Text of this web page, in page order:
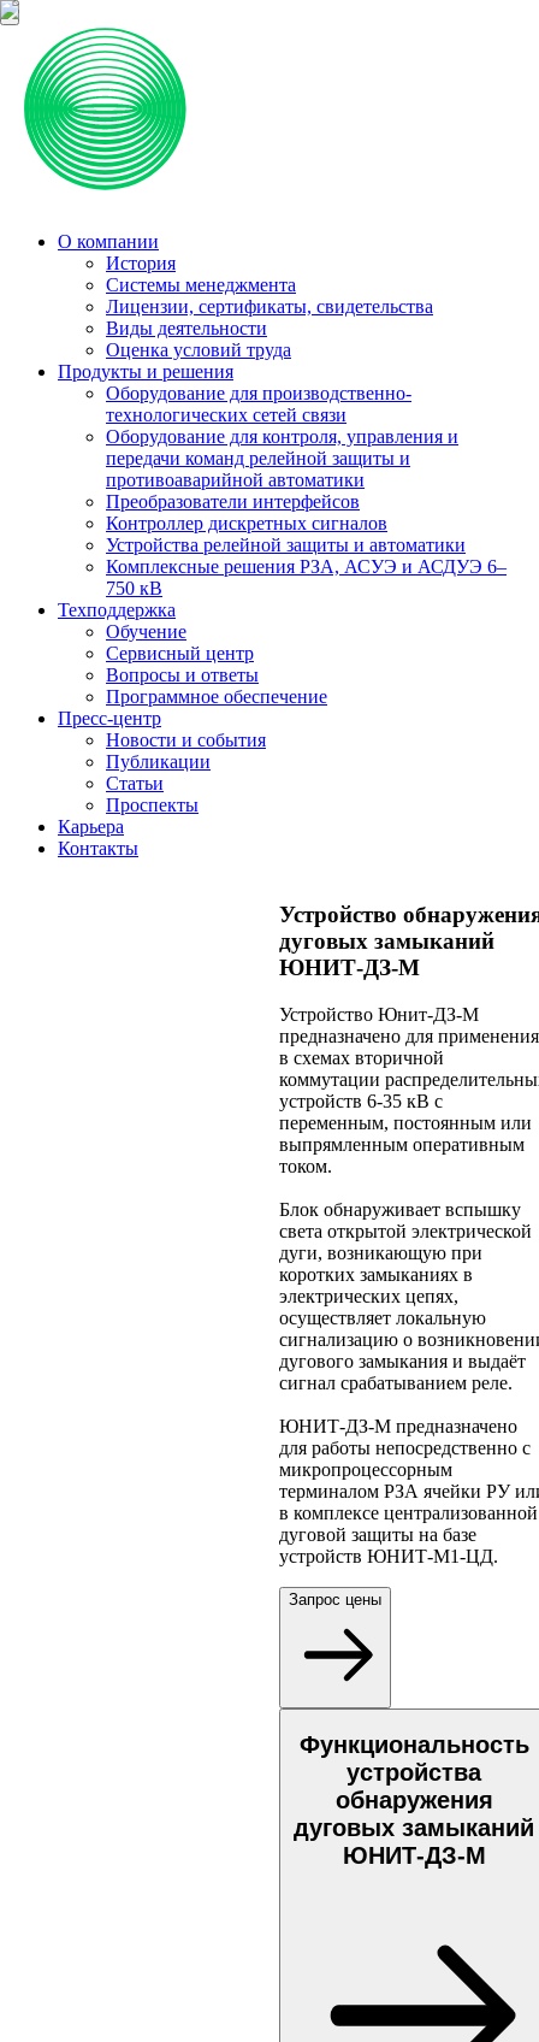
О компании
История
Системы менеджмента
Лицензии, сертификаты, свидетельства
Виды деятельности
Оценка условий труда
Продукты и решения
Оборудование для производственно-
технологических сетей связи
Оборудование для контроля, управления и
передачи команд релейной защиты и
противоаварийной автоматики
Преобразователи интерфейсов
Контроллер дискретных сигналов
Устройства релейной защиты и автоматики
Комплексные решения РЗА, АСУЭ и АСДУЭ 6–
750 кВ
Техподдержка
Обучение
Сервисный центр
Вопросы и ответы
Программное обеспечение
Пресс-центр
Новости и события
Публикации
Статьи
Проспекты
Карьера
Контакты
Устройство
дуговых замыканий
ЮНИТ-ДЗ-М
Устройство Юнит-ДЗ-М
предназначено для применения
в схемах вторичной
коммутации
устройств 6-35 кВ с
переменным, постоянным или
выпрямленным оперативным
током.
Блок обнаруживает вспышку
света открытой электрической
дуги, возникающую при
коротких замыканиях в
электрических цепях,
осуществляет локальную
сигнализацию о
дугового замыкания и выдаёт
сигнал срабатыванием реле.
ЮНИТ-ДЗ-М предназначено
для работы непосредственно с
микропроцессорным
терминалом РЗА ячейки РУ
в комплексе централизованной
дуговой защиты на базе
устройств ЮНИТ-М1-ЦД.
Запрос цены
Функциональность
устройства
обнаружения
дуговых замыканий
ЮНИТ-ДЗ-М